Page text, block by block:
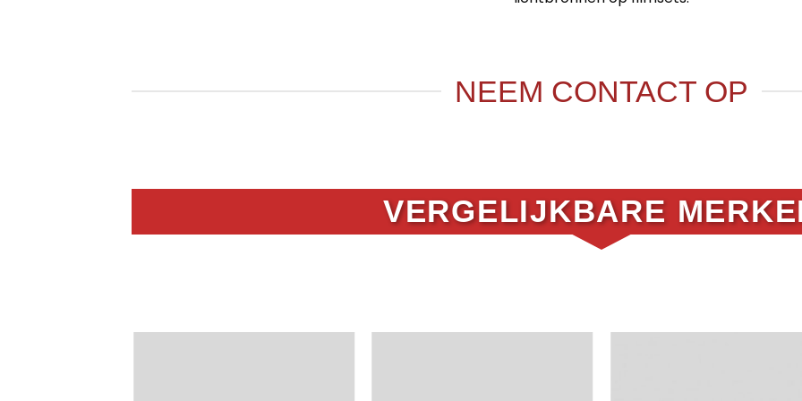
NEEM CONTACT OP
VERGELIJKBARE